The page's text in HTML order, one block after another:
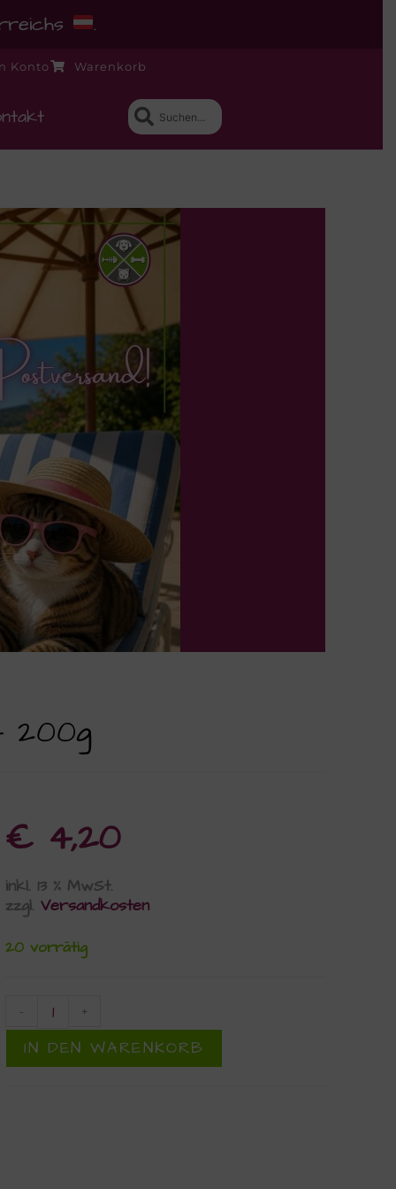
.
Konto Warenkorb
200g
€ 4,20
inkl. 13 % MwSt.
zzgl.Versandkosten
20 vorrätig
- +
IN DEN WARENKORB